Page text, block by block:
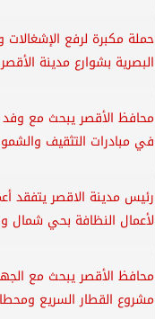
حملة مكبرة لرفع الإشغالات
البصرية بشوارع مدينة الأقصر
محافظ الأقصر يبحث مع وفد
في مبادرات التثقيف
رئيس مدينة الاقصر يتفقد
لأعمال النظافة بحي شمال
محافظ الأقصر يبحث مع
مشروع القطار السريع